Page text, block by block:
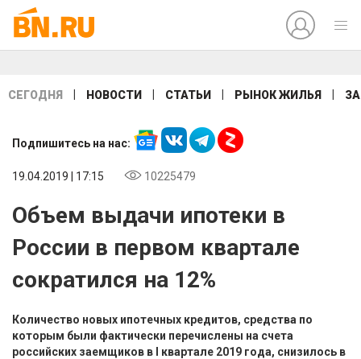
СЕГОДНЯ НОВОСТИ СТАТЬИ РЫНОК ЖИЛЬЯ
Подпишитесь на нас:
19.04.2019 | 17:15 10225479
Объем выдачи ипотеки в
России в первом квартале
сократился на 12%
Количество новых ипотечных кредитов, средства по
которым были фактически перечислены на счета
российских заемщиков в I квартале 2019 года, снизилось в